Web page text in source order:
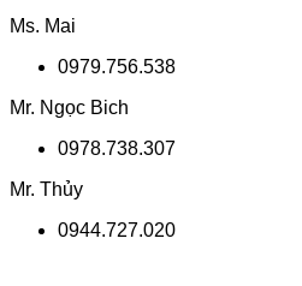
Ms. Mai
0979.756.538
Mr. Ngọc Bich
0978.738.307
Mr. Thủy
0944.727.020